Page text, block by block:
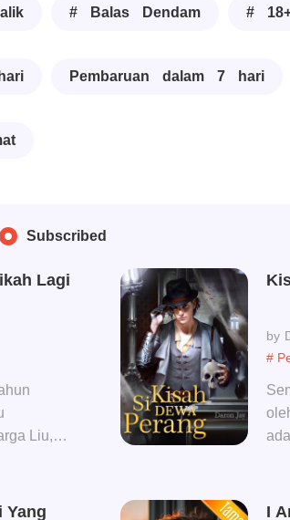
# Balas Dendam #
Pembaruan dalam 7 hari
Subscribed
Lagi
Liu,
#
Yang
I